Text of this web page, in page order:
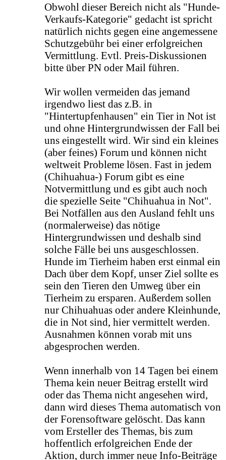
Obwohl dieser Bereich nicht als "Hunde-
Verkaufs-Kategorie" gedacht ist spricht
natürlich nichts gegen eine angemessene
Schutzgebühr bei einer erfolgreichen
Vermittlung. Evtl. Preis-Diskussionen
bitte über PN oder Mail führen.
Wir wollen vermeiden das jemand
irgendwo liest das z.B. in
"Hintertupfenhausen" ein Tier in Not ist
und ohne Hintergrundwissen der Fall bei
uns eingestellt wird. Wir sind ein kleines
(aber feines) Forum und können nicht
weltweit Probleme lösen. Fast in jedem
(Chihuahua-) Forum gibt es eine
Notvermittlung und es gibt auch noch
die spezielle Seite "Chihuahua in Not".
Bei Notfällen aus den Ausland fehlt uns
(normalerweise) das nötige
Hintergrundwissen und deshalb sind
solche Fälle bei uns ausgeschlossen.
Hunde im Tierheim haben erst einmal ein
Dach über dem Kopf, unser Ziel sollte es
sein den Tieren den Umweg über ein
Tierheim zu ersparen. Außerdem sollen
nur Chihuahuas oder andere Kleinhunde,
die in Not sind, hier vermittelt werden.
Ausnahmen können vorab mit uns
abgesprochen werden.
Wenn innerhalb von 14 Tagen bei einem
Thema kein neuer Beitrag erstellt wird
oder das Thema nicht angesehen wird,
dann wird dieses Thema automatisch von
der Forensoftware gelöscht. Das kann
vom Ersteller des Themas, bis zum
hoffentlich erfolgreichen Ende der
Aktion, durch immer neue Info-Beiträge